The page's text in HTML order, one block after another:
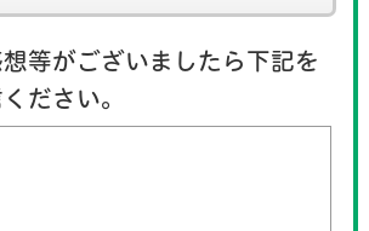
等がございましたら下記を
ださい。